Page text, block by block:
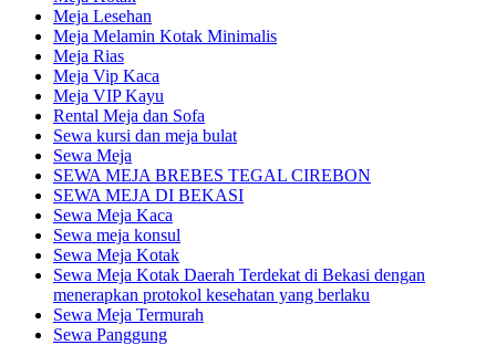
Meja Lesehan
Meja Melamin Kotak Minimalis
Meja Rias
Meja Vip Kaca
Meja VIP Kayu
Rental Meja dan Sofa
Sewa kursi dan meja bulat
Sewa Meja
SEWA MEJA BREBES TEGAL CIREBON
SEWA MEJA DI BEKASI
Sewa Meja Kaca
Sewa meja konsul
Sewa Meja Kotak
Sewa Meja Kotak Daerah Terdekat di Bekasi dengan
menerapkan protokol kesehatan yang berlaku
Sewa Meja Termurah
Sewa Panggung